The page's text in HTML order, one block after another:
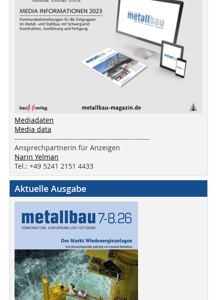
Mediadaten
Media data
--------------------------------------------------------
Ansprechpartnerin für Anzeigen
Narin Yelman
Tel.: +49 5241 2151 4433
Aktuelle Ausgabe